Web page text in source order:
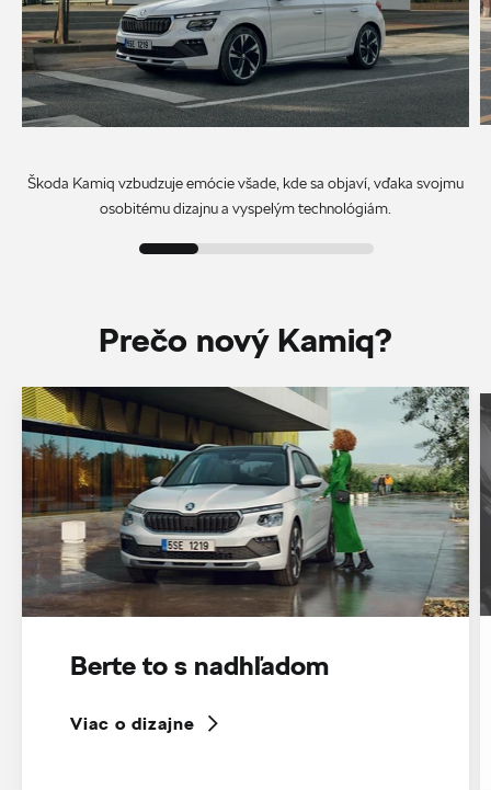
Škoda Kamiq vzbudzuje emócie všade, kde sa objaví, vďaka svojmu
osobitému dizajnu a vyspelým technológiám.
Prečo nový Kamiq?
Berte to s nadhľadom
Viac o dizajne